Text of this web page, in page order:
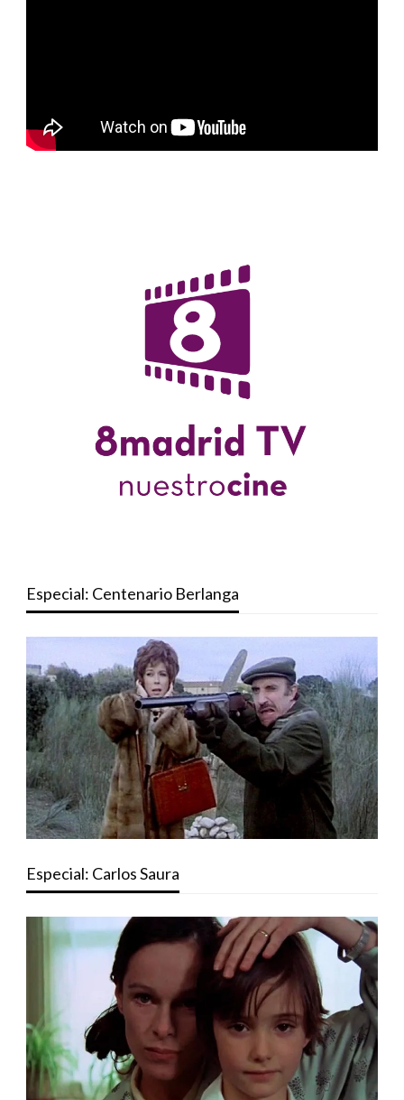
Especial: Centenario Berlanga
Especial: Carlos Saura